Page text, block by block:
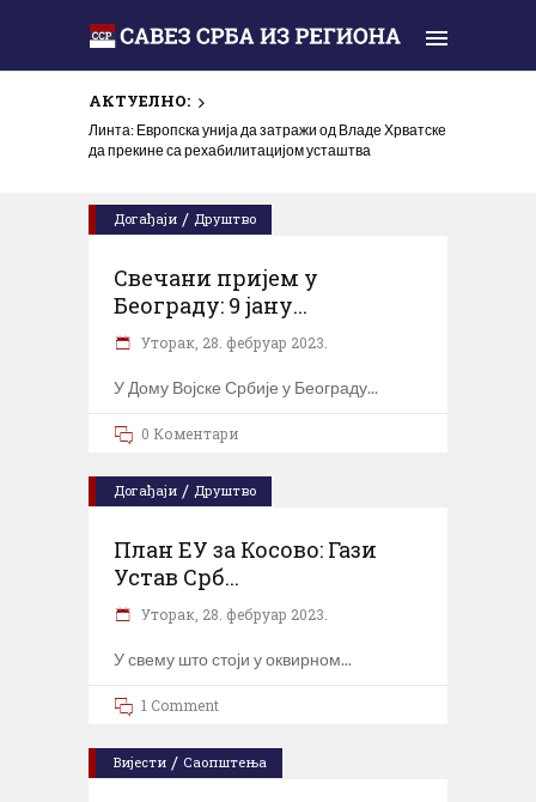
АКТУЕЛНО:
Линта: Европска унија да затражи од Владе Хрватске
да прекине са рехабилитацијом усташтва
Догађаји / Друштво
Свечани пријем у
Београду: 9 јану...
Уторак, 28. фебруар 2023.
У Дому Војске Србије у Београду
0 Коментари
Догађаји / Друштво
План ЕУ за Косово: Гази
Устав Срб...
Уторак, 28. фебруар 2023.
У свему што стоји у оквирном
1 Comment
Вијести / Саопштења